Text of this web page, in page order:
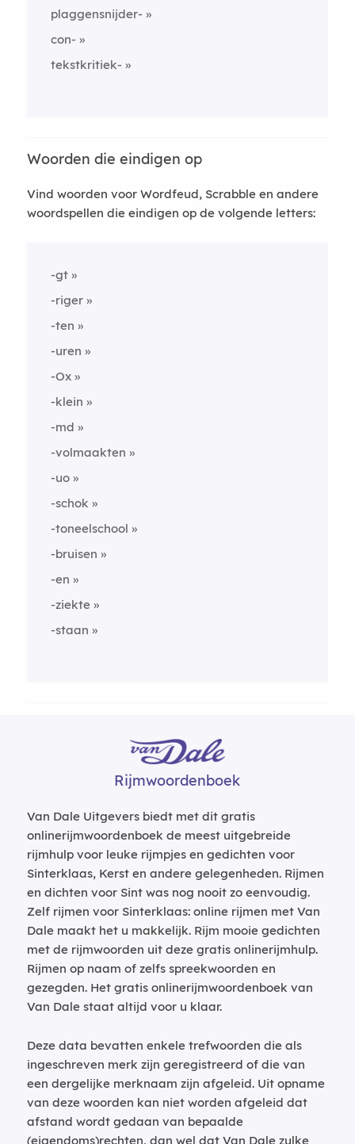
plaggensnijder-
con-
tekstkritiek-
Woorden die eindigen op
Vind woorden voor Wordfeud, Scrabble en andere
woordspellen die eindigen op de volgende letters:
-gt
-riger
-ten
-uren
-Ox
-klein
-md
-volmaakten
-uo
-schok
-toneelschool
-bruisen
-en
-ziekte
-staan
Rijmwoordenboek
Van Dale Uitgevers biedt met dit gratis
onlinerijmwoordenboek de meest uitgebreide
rijmhulp voor leuke rijmpjes en gedichten voor
Sinterklaas, Kerst en andere gelegenheden. Rijmen
en dichten voor Sint was nog nooit zo eenvoudig.
Zelf rijmen voor Sinterklaas: online rijmen met Van
Dale maakt het u makkelijk. Rijm mooie gedichten
met de rijmwoorden uit deze gratis onlinerijmhulp.
Rijmen op naam of zelfs spreekwoorden en
gezegden. Het gratis onlinerijmwoordenboek van
Van Dale staat altijd voor u klaar.
Deze data bevatten enkele trefwoorden die als
ingeschreven merk zijn geregistreerd of die van
een dergelijke merknaam zijn afgeleid. Uit opname
van deze woorden kan niet worden afgeleid dat
afstand wordt gedaan van bepaalde
(eigendoms)rechten, dan wel dat Van Dale zulke